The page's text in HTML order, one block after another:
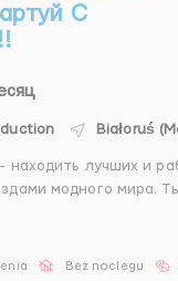
С
Białoruś
находить лучших и
модного мира.
может видеть
Bez noclegu